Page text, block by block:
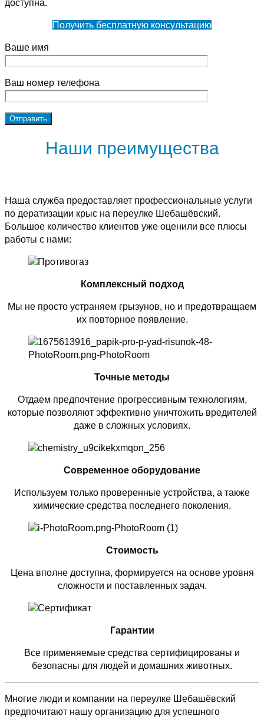
доступна.
Получить бесплатную консультацию
Ваше имя
Ваш номер телефона
Наши преимущества
Наша служба предоставляет профессиональные услуги
по дератизации крыс на переулке Шебашёвский.
Большое количество клиентов уже оценили все плюсы
работы с нами:
Комплексный подход
Мы не просто устраняем грызунов, но и предотвращаем
их повторное появление.
Точные методы
Отдаем предпочтение прогрессивным технологиям,
которые позволяют эффективно уничтожить вредителей
даже в сложных условиях.
Современное оборудование
Используем только проверенные устройства, а также
химические средства последнего поколения.
Стоимость
Цена вполне доступна, формируется на основе уровня
сложности и поставленных задач.
Гарантии
Все применяемые средства сертифицированы и
безопасны для людей и домашних животных.
Многие люди и компании на переулке Шебашёвский
предпочитают нашу организацию для успешного